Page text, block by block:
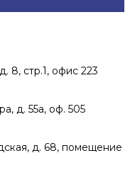
8, стр.1, офис 223
д. 55а, оф. 505
д. 68, помещение